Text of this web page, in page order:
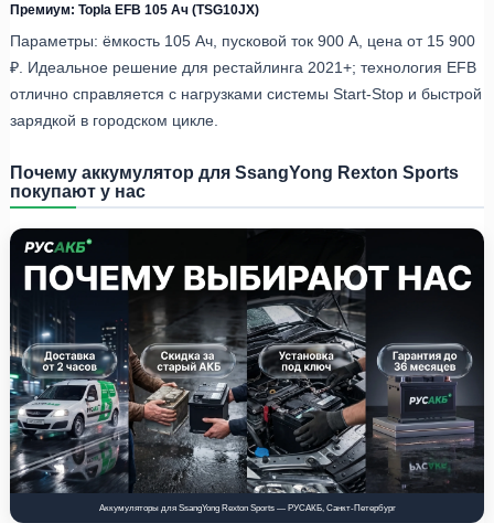
Премиум: Topla EFB 105 Ач (TSG10JX)
Параметры: ёмкость 105 Ач, пусковой ток 900 А, цена от 15 900
₽. Идеальное решение для рестайлинга 2021+; технология EFB
отлично справляется с нагрузками системы Start-Stop и быстрой
зарядкой в городском цикле.
Почему аккумулятор для SsangYong Rexton Sports
покупают у нас
Аккумуляторы для SsangYong Rexton Sports — РУСАКБ, Санкт-Петербург